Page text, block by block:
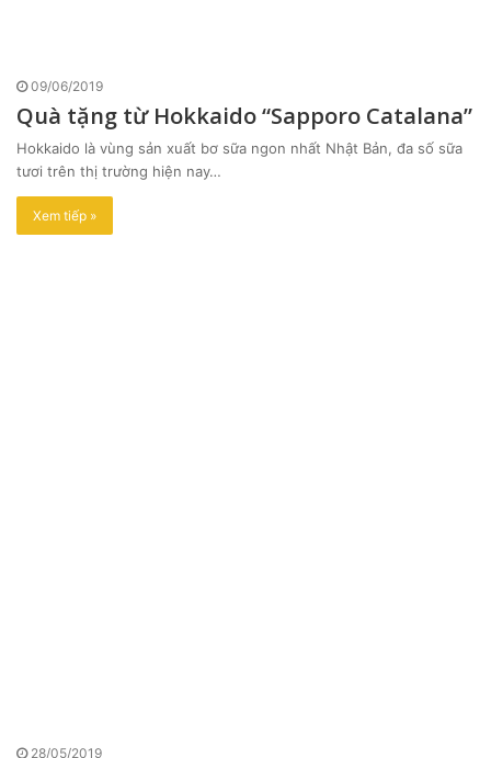
09/06/2019
Quà tặng từ Hokkaido “Sapporo Catalana”
Hokkaido là vùng sản xuất bơ sữa ngon nhất Nhật Bản, đa số sữa
tươi trên thị trường hiện nay…
Xem tiếp »
28/05/2019